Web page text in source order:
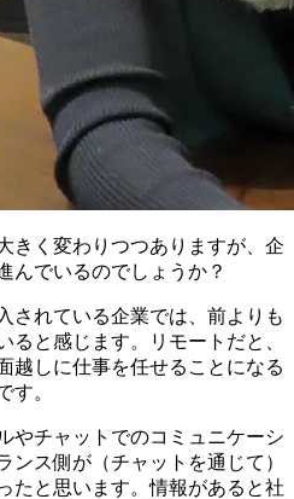
く変わりつつありますが、企
んでいるのでしょうか？
されている企業では、前よりも
る と感じます。リモートだと、
越しに仕事を任せることになる
す。
やチャットでのコミュニケーシ
ンス側が（チャットを通じて）
たと思います。情報があると社